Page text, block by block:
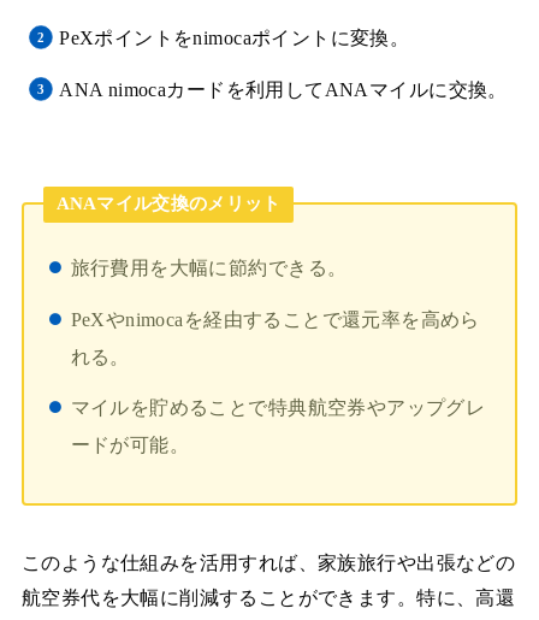
PeXポイントをnimocaポイントに変換。
ANA nimocaカードを利用してANAマイルに交換。
ANAマイル交換のメリット
旅行費用を大幅に節約できる。
PeXやnimocaを経由することで還元率を高めら
れる。
マイルを貯めることで特典航空券やアップグレ
ードが可能。
このような仕組みを活用すれば、家族旅行や出張などの
航空券代を大幅に削減することができます。特に、高還